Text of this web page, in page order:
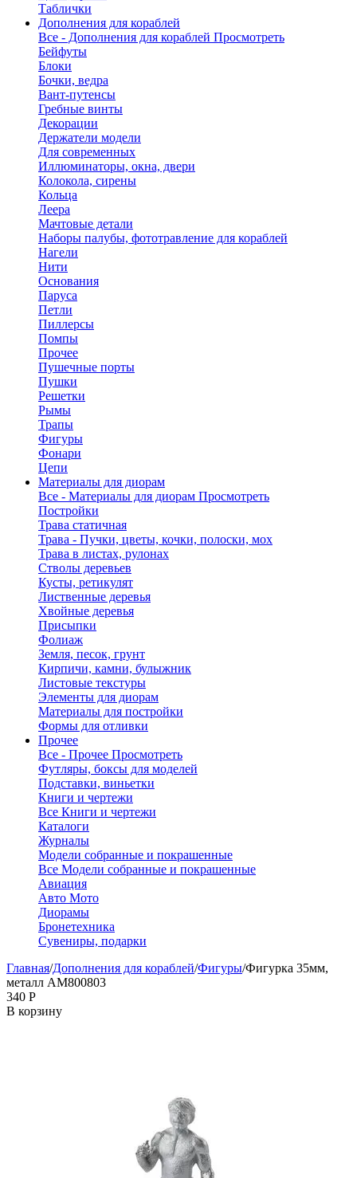
Таблички
Дополнения для кораблей
Все - Дополнения для кораблей Просмотреть
Бейфуты
Блоки
Бочки, ведра
Вант-путенсы
Гребные винты
Декорации
Держатели модели
Для современных
Иллюминаторы, окна, двери
Колокола, сирены
Кольца
Леера
Мачтовые детали
Наборы палубы, фототравление для кораблей
Нагели
Нити
Основания
Паруса
Петли
Пиллерсы
Помпы
Прочее
Пушечные порты
Пушки
Решетки
Рымы
Трапы
Фигуры
Фонари
Цепи
Материалы для диорам
Все - Материалы для диорам Просмотреть
Постройки
Трава статичная
Трава - Пучки, цветы, кочки, полоски, мох
Трава в листах, рулонах
Стволы деревьев
Кусты, ретикулят
Лиственные деревья
Хвойные деревья
Присыпки
Фолиаж
Земля, песок, грунт
Кирпичи, камни, булыжник
Листовые текстуры
Элементы для диорам
Материалы для постройки
Формы для отливки
Прочее
Все - Прочее Просмотреть
Футляры, боксы для моделей
Подставки, виньетки
Книги и чертежи
Все Книги и чертежи
Каталоги
Журналы
Модели собранные и покрашенные
Все Модели собранные и покрашенные
Авиация
Авто Мото
Диорамы
Бронетехника
Сувениры, подарки
Главная/Дополнения для кораблей/Фигуры/Фигурка 35мм,
металл AM800803
‍340‍ Р
В корзину